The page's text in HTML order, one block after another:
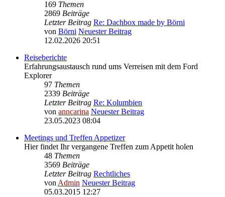
169 Themen
2869 Beiträge
Letzter Beitrag Re: Dachbox made by Börni
von Börni Neuester Beitrag
12.02.2026 20:51
Reiseberichte
Erfahrungsaustausch rund ums Verreisen mit dem Ford
Explorer
97 Themen
2339 Beiträge
Letzter Beitrag Re: Kolumbien
von anncarina Neuester Beitrag
23.05.2023 08:04
Meetings und Treffen Appetizer
Hier findet Ihr vergangene Treffen zum Appetit holen
48 Themen
3569 Beiträge
Letzter Beitrag Rechtliches
vonAdmin Neuester Beitrag
05.03.2015 12:27